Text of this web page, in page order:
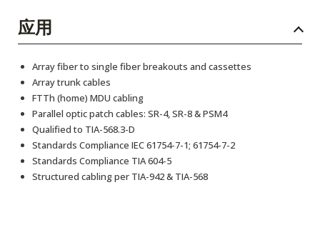
应用
Array fiber to single fiber breakouts and cassettes
Array trunk cables
FTTh (home) MDU cabling
Parallel optic patch cables: SR-4, SR-8 & PSM4
Qualified to TIA-568.3-D
Standards Compliance IEC 61754-7-1; 61754-7-2
Standards Compliance TIA 604-5
Structured cabling per TIA-942 & TIA-568